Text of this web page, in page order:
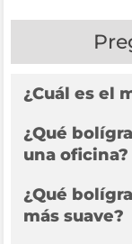
¿Cuál es el
¿Qué
una oficina?
¿Qué
más suave?